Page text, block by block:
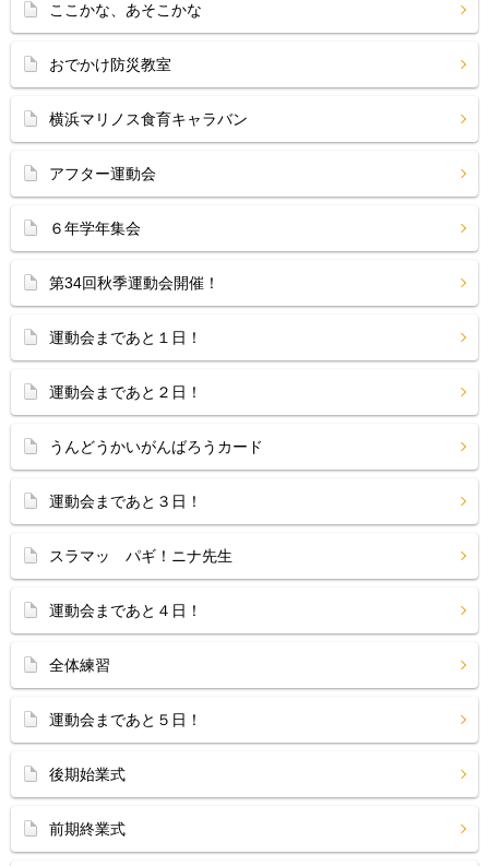
ここかな、あそこかな
おでかけ防災教室
横浜マリノス食育キャラバン
アフター運動会
６年学年集会
第34回秋季運動会開催！
運動会まであと１日！
運動会まであと２日！
うんどうかいがんばろうカード
運動会まであと３日！
スラマッ パギ！ニナ先生
運動会まであと４日！
全体練習
運動会まであと５日！
後期始業式
前期終業式